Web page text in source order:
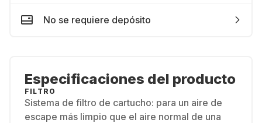
No se requiere depósito
Especificaciones del producto
FILTRO
Sistema de filtro de cartucho: para un aire de
escape más limpio que el aire normal de una